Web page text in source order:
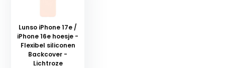
Lunso iPhone 17e /
iPhone 16e hoesje -
Flexibel siliconen
Backcover -
Lichtroze